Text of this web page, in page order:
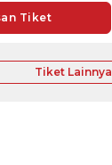
Tiket
Tiket Lainnya